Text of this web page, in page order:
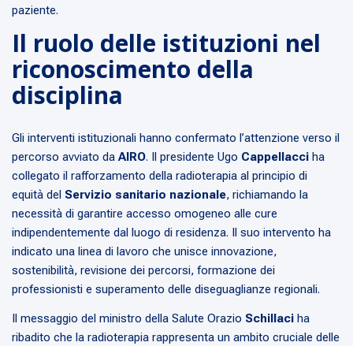
paziente.
Il ruolo delle istituzioni nel
riconoscimento della
disciplina
Gli interventi istituzionali hanno confermato l’attenzione verso il
percorso avviato da AIRO. Il presidente Ugo Cappellacci ha
collegato il rafforzamento della radioterapia al principio di
equità del Servizio sanitario nazionale, richiamando la
necessità di garantire accesso omogeneo alle cure
indipendentemente dal luogo di residenza. Il suo intervento ha
indicato una linea di lavoro che unisce innovazione,
sostenibilità, revisione dei percorsi, formazione dei
professionisti e superamento delle diseguaglianze regionali.
Il messaggio del ministro della Salute Orazio Schillaci ha
ribadito che la radioterapia rappresenta un ambito cruciale delle